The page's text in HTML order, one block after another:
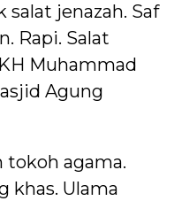
jenazah. Saf
Rapi. Salat
Muhammad
Agung
tokoh agama.
khas. Ulama